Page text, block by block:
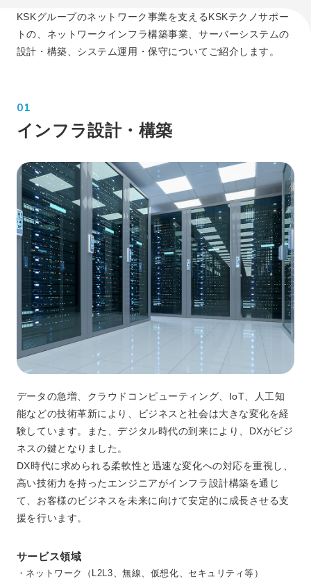
KSKグループのネットワーク事業を支えるKSKテクノサポー
トの、ネットワークインフラ構築事業、サーバーシステムの
設計・構築、システム運用・保守についてご紹介します。
01
インフラ設計・構築
データの急増、クラウドコンピューティング、IoT、人工知
能などの技術革新により、ビジネスと社会は大きな変化を経
験しています。また、デジタル時代の到来により、DXがビジ
ネスの鍵となりました。
DX時代に求められる柔軟性と迅速な変化への対応を重視し、
高い技術力を持ったエンジニアがインフラ設計構築を通じ
て、お客様のビジネスを未来に向けて安定的に成長させる支
援を行います。
サービス領域
・ネットワーク（L2L3、無線、仮想化、セキュリティ等）